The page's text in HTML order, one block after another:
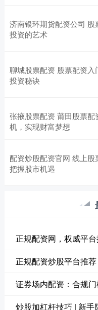
济南银环期货配资公司
投资的艺术
聊城股票配资 股票配资
投资秘诀
张掖股票配资 莆田股票配
机，实现财富梦想
配资炒股配资官网 线上股
把握股市机遇
正规配资网，权威平台
正规配资炒股平台推荐
证券场内配资：合规
炒股加杠杆技巧 | 新手